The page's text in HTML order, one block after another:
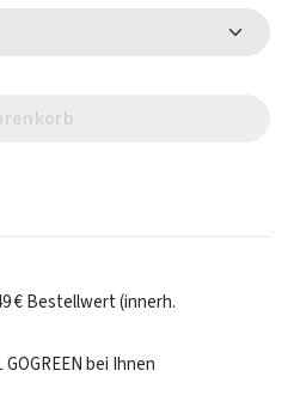
€ Bestellwert (innerh.
bei Ihnen